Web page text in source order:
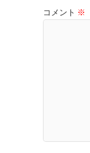
コメント ※